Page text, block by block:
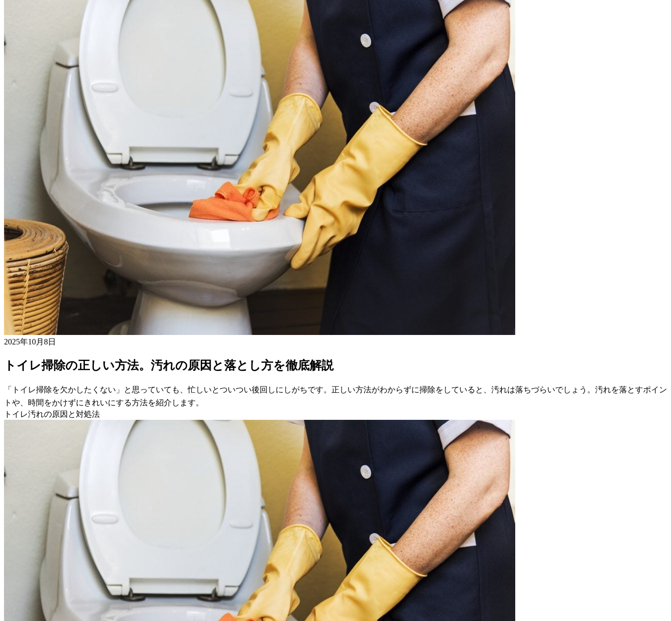
2025年10月8日
トイレ掃除の正しい方法。汚れの原因と落とし方を徹底解説
「トイレ掃除を欠かしたくない」と思っていても、忙しいとついつい後回しにしがちです。正しい方法がわからずに掃除をしていると、汚れは落ちづらいでしょう。汚れを落とすポイン
トや、時間をかけずにきれいにする方法を紹介します。
トイレ汚れの原因と対処法